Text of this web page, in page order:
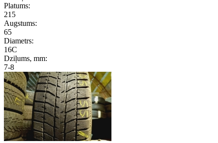
Platums:
215
Augstums:
65
Diametrs:
16C
Dziļums, mm:
7-8